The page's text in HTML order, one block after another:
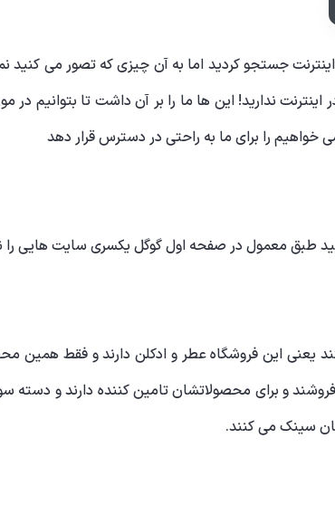
جستجو کردید اما به آن چیزی که تصور می کنید
اینترنت ندارید! این ها ما را بر آن داشت تا
خواهیم را برای ما به راحتی در دسترس قرار دهد
طبق معمول در صفحه اول گوگل یکسری سایت هایی
یعنی این فروشگاه عطر و ادکلن دارند و فقط همین
و برای محصولاتشان تامین کننده دارند و
سینک می کنند.